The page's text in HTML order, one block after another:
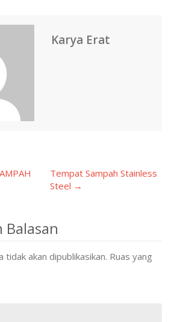
Karya Erat
Tempat Sampah Stainless
Steel →
tidak akan dipublikasikan. Ruas yang